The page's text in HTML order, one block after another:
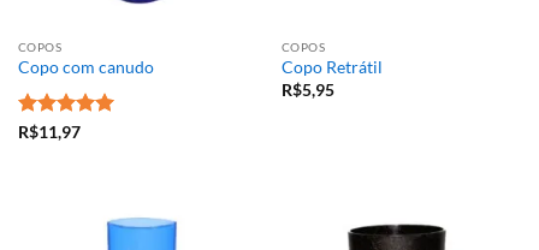
COPOS
Copo com canudo
Avaliação
R$11,97
COPOS
Copo Retrátil
R$5,95